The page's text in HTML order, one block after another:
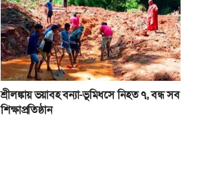
শ্রীলঙ্কায় ভয়াবহ বন্যা-ভূমিধসে নিহত ৭, বন্ধ সব
শিক্ষাপ্রতিষ্ঠান